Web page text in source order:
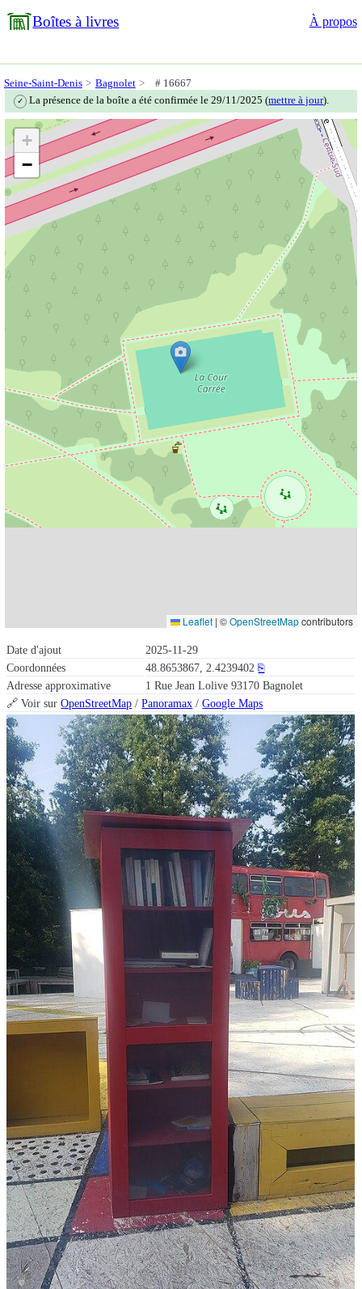
Boîtes à livres À propos
Seine-Saint-Denis Bagnolet # 16667
✓ La présence de la boîte a été confirmée le 29/11/2025 (mettre à jour).
Date d'ajout
2025-11-29
Coordonnées
48.8653867, 2.4239402 ⎘
Adresse approximative
1 Rue Jean Lolive 93170 Bagnolet
🔗 Voir surOpenStreetMap /Panoramax /Google Maps
+
−
Leaflet | ©OpenStreetMapcontributors